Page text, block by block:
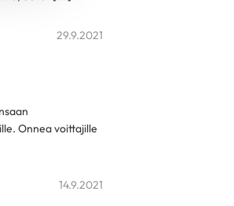
29.9.2021
Onnea voittajille
14.9.2021